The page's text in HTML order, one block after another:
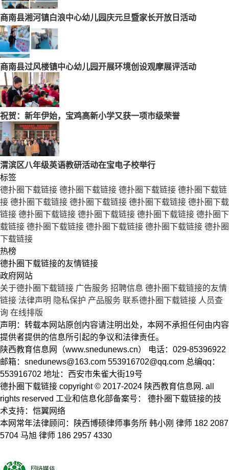
商南县湘河镇白浪中心幼儿园庆元旦暨家长开放日活动
商南县过风楼镇中心幼儿园开展环境创设观摩展评活动
祝贺：新年伊始，宝鸡高新小学又获一项市级荣誉
渭滨区八年级英语教研活动在宝电子校举行
标签
德扑圈下载链接 德扑圈下载链接 德扑圈下载链接 德扑圈下载链
接 德扑圈下载链接 德扑圈下载链接 德扑圈下载链接 德扑圈下载
链接 德扑圈下载链接 德扑圈下载链接 德扑圈下载链接 德扑圈下
载链接 德扑圈下载链接 德扑圈下载链接 德扑圈下载链接 德扑圈
下载链接
热榜
德扑圈下载链接的友情链接
政府网站
关于德扑圈下载链接 广告服务 招聘信息 德扑圈下载链接的友情
链接 法律声明 隐私保护 产品服务 联系德扑圈下载链接 人员查
询 在线排版
声明：转载本网站原创内容请注明出处，本网不承担任何由内容
提供者提供的信息所引起的争议和法律责任。
陕西教育信息网（www.snedunews.cn） 电话：029-85396922
邮箱： snedunews@163.com 553916702@qq.com 总编qq：
553916702 地址：西安市朱雀大街19号
德扑圈下载链接 copyright © 2017-2024 陕西教育信息网. all
rights reserved 工业和信息化部备案号： 德扑圈下载链接的技
术支持：恺翼网络
本网常年法律顾问：陕西博硕律师事务所 韩小刚 律师 182 2087
5704 马旭 律师 186 2957 4330